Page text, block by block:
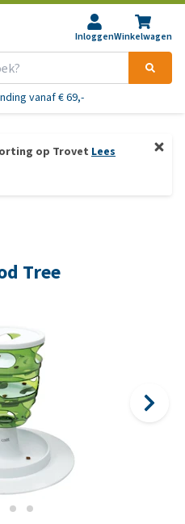
InloggenWinkelwagen
vanaf € 69,-
op Trovet Lees
Tree